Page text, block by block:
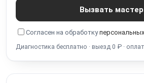
Не работает подсветка
Разбит экран
Вызвать
Согласен на обработку
Диагностика бесплатно · выезд 0 ₽ ·